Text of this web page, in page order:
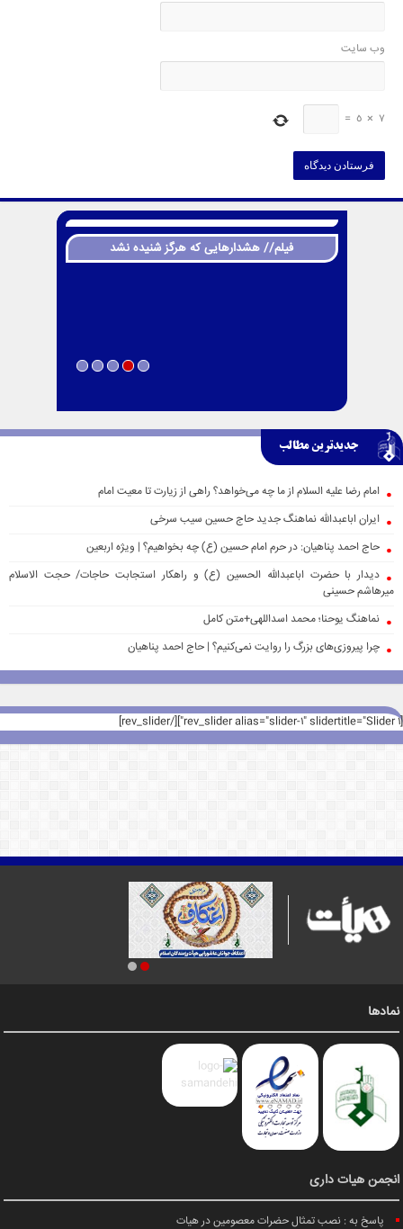
وب‌ سایت
7
×
5
=
فیلم// هشدارهایی که هرگز شنیده نشد
جدیدترین مطالب
امام رضا علیه السلام از ما چه می‌خواهد؟ راهی از زیارت تا معیت امام
ایران اباعبدالله نماهنگ جدید حاج حسین سیب سرخی
حاج احمد پناهیان: در حرم امام حسین (ع) چه بخواهیم؟ | ویژه اربعین
دیدار با حضرت اباعبدالله الحسین (ع) و راهکار استجابت حاجات/ حجت الاسلام
میرهاشم حسینی
نماهنگ یوحنا؛ محمد اسداللهی+متن کامل
چرا پیروزی‌های بزرگ را روایت نمی‌کنیم؟ | حاج احمد پناهیان
[rev_slider alias="slider-1" slidertitle="Slider 1"][/rev_slider]
نمادها
انجمن هیات داری
پاسخ به : نصب تمثال حضرات معصومین در هیات